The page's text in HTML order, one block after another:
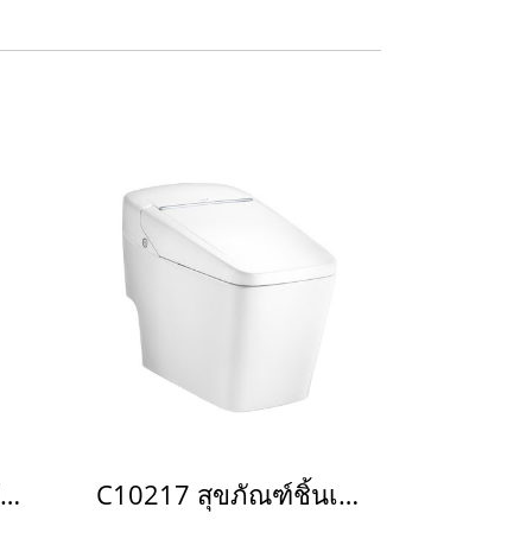
C10122 WH/SR สุขภัณฑ์อัตโนมัติ รุ่น Squibb Closet C10217 สุขภัณฑ์ชิ้นเดียวพร้อมระบบชำระล้างแบบอัตโนมัติ (ท่อลงพื้น) รุ่น วิซิโอ